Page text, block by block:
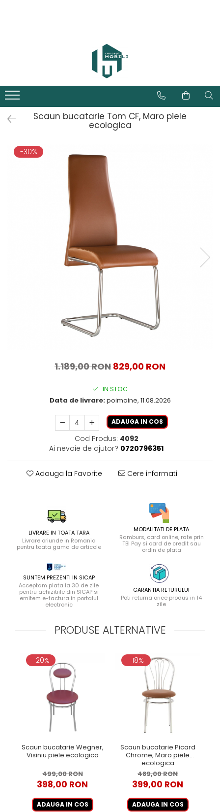
Scaun bucatarie Tom CF, Maro piele
ecologica
-30%
1.189,00 RON 829,00 RON
IN STOC
Data de livrare:poimaine, 11.08.2026
ADAUGA IN COS
Cod Produs: 4092
Ai nevoie de ajutor? 0720796351
Adauga la Favorite Cere informatii
LIVRARE IN TOATA TARA
Livrare oriunde in Romania
pentru toata gama de articole
MODALITATI DE PLATA
Ramburs, card online, rate prin
TBI Pay si card de credit sau
ordin de plata
SUNTEM PREZENTI IN SICAP
Acceptam plata la 30 de zile
pentru achizitiile din SICAP si
emitem e-factura in portalul
electronic
GARANTIA RETURULUI
Poti returna orice produs in 14
zile
PRODUSE ALTERNATIVE
-20%
Scaun bucatarie Wegner,
Visiniu piele ecologica
499,00 RON
398,00 RON
ADAUGA IN COS
-18%
Scaun bucatarie Picard
Chrome, Maro piele
ecologica
489,00 RON
399,00 RON
ADAUGA IN COS